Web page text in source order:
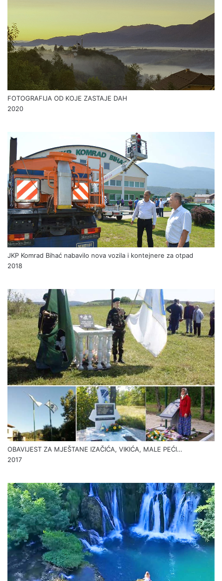
FOTOGRAFIJA OD KOJE ZASTAJE DAH
2020
JKP Komrad Bihać nabavilo nova vozila i kontejnere za otpad
2018
OBAVIJEST ZA MJEŠTANE IZAČIĆA, VIKIĆA, MALE PEĆI…
2017